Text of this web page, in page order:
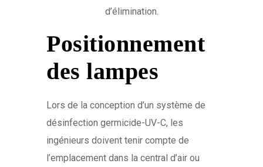
d’élimination.
Positionnement
des lampes
Lors de la conception d’un système de
désinfection germicide-UV-C, les
ingénieurs doivent tenir compte de
l’emplacement dans la central d’air ou